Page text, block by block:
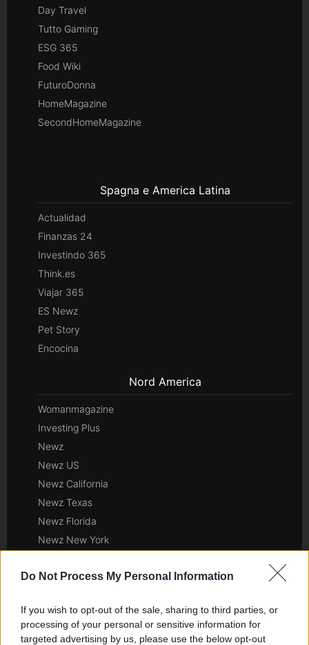
Do Not Process My Personal Information
If you wish to opt-out of the sale, sharing to third parties, or
processing of your personal or sensitive information for
targeted advertising by us, please use the below opt-out
Day Travel
Tutto Gaming
ESG 365
Food Wiki
FuturoDonna
HomeMagazine
SecondHomeMagazine
Spagna e America Latina
Actualidad
Finanzas 24
Investindo 365
Think.es
Viajar 365
ES Newz
Pet Story
Encocina
Nord America
Womanmagazine
Investing Plus
Newz
Newz US
Newz California
Newz Texas
Newz Florida
Newz New York
Newz Illinois
Gameland
Hig Tech Mag